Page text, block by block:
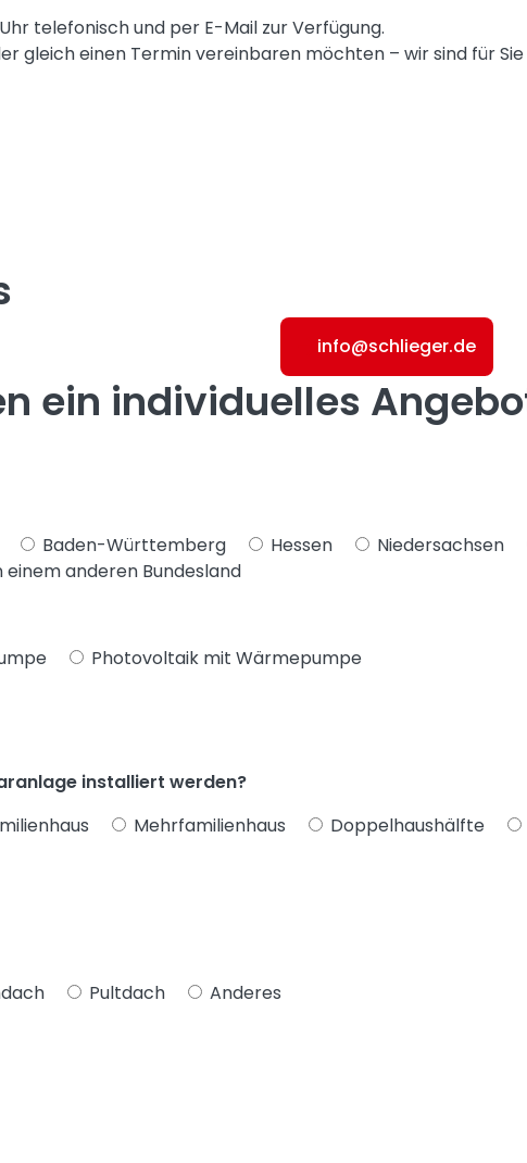
telefonisch und per E-Mail zur Verfügung.
gleich einen Termin vereinbaren möchten – wir sind für
info@schlieger.de
ein individuelles
Baden-Württemberg Hessen Niedersachsen
einem anderen Bundesland
Photovoltaik mit Wärmepumpe
installiert werden?
Mehrfamilienhaus Doppelhaushälfte
Pultdach Anderes